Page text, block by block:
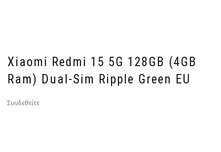
Xiaomi Redmi 15 5G 128GB (4GB
Ram) Dual-Sim Ripple Green EU
Συνδεθείτε